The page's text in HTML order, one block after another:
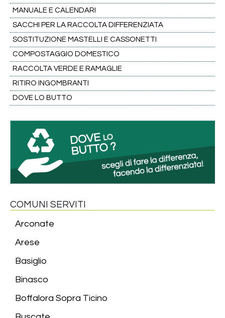
MANUALE E CALENDARI
SACCHI PER LA RACCOLTA DIFFERENZIATA
SOSTITUZIONE MASTELLI E CASSONETTI
COMPOSTAGGIO DOMESTICO
RACCOLTA VERDE E RAMAGLIE
RITIRO INGOMBRANTI
DOVE LO BUTTO
COMUNI SERVITI
Arconate
Arese
Basiglio
Binasco
Boffalora Sopra Ticino